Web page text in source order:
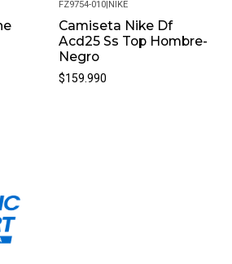
FZ9754-010 NIKE
Camiseta Nike Df
Acd25 Ss Top Hombre-
Negro
$159.990